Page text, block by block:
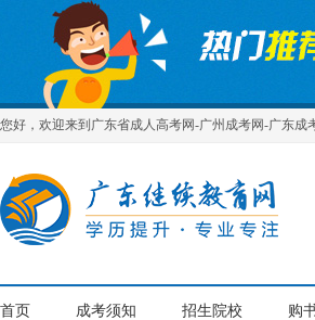
您好，欢迎来到广东省成人高考网-广州成考网-广东成
首页 成考须知 招生院校 购